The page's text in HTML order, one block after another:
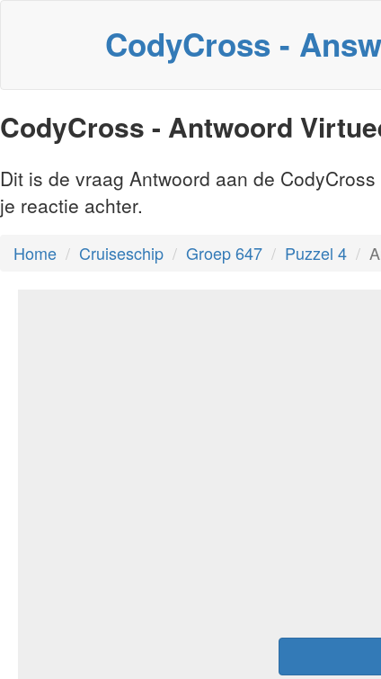
CodyCross -
CodyCross - Antwoord
Dit is de vraag Antwoord aan de
je reactie achter.
Home Cruiseschip Groep 647 Puzzel 4